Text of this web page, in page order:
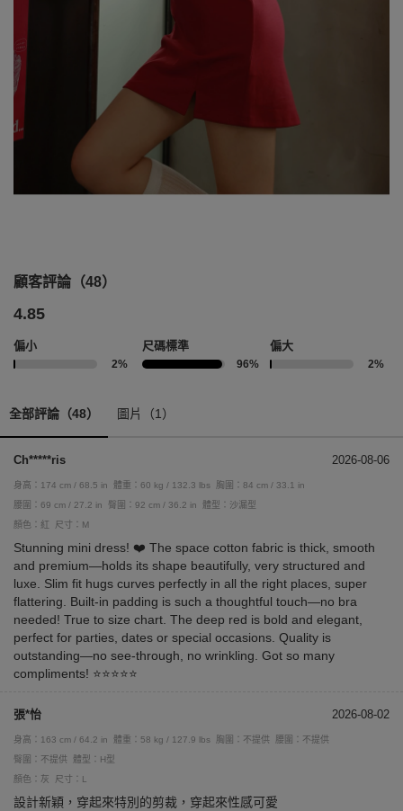
顧客評論（48）
4.85
偏小
2%
尺碼標準
96%
偏大
2%
全部評論（48） 圖片（1）
Ch*****ris 2026-08-06
身高：174 cm / 68.5 in 體重：60 kg / 132.3 lbs
胸圍：84 cm / 33.1 in
腰圍：69 cm / 27.2 in
臀圍：92 cm / 36.2 in
體型：沙漏型
顏色：紅
尺寸：M
Stunning mini dress! ❤️ The space cotton fabric is thick, smooth
and premium—holds its shape beautifully, very structured and
luxe. Slim fit hugs curves perfectly in all the right places, super
flattering. Built-in padding is such a thoughtful touch—no bra
needed! True to size chart. The deep red is bold and elegant,
perfect for parties, dates or special occasions. Quality is
outstanding—no see-through, no wrinkling. Got so many
compliments! ⭐⭐⭐⭐⭐
張*怡 2026-08-02
身高：163 cm / 64.2 in 體重：58 kg / 127.9 lbs 胸圍：不提供
腰圍：不提供
臀圍：不提供
體型：H型
顏色：灰
尺寸：L
設計新穎，穿起來特別的剪裁，穿起來性感可愛